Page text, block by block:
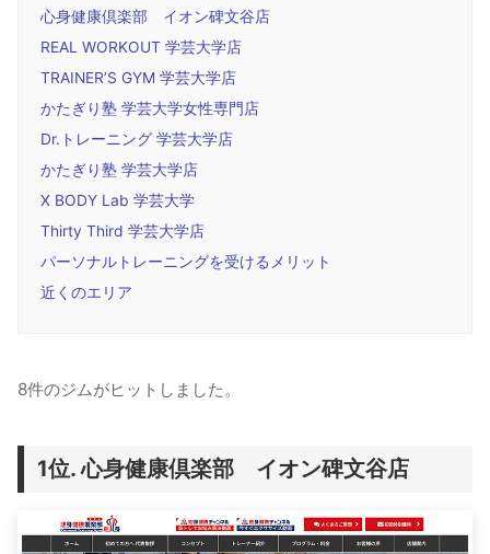
心身健康倶楽部 イオン碑文谷店
REAL WORKOUT ​​学芸大学店
TRAINER’S GYM 学芸大学店
かたぎり塾 学芸大学女性専門店
Dr.トレーニング 学芸大学店
かたぎり塾 学芸大学店
X BODY Lab 学芸大学
Thirty Third 学芸大学店
パーソナルトレーニングを受けるメリット
近くのエリア
8件のジムがヒットしました。
心身健康倶楽部 イオン碑文谷店